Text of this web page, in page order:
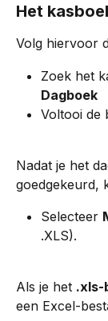
Het
Volg hiervoor
Zoek het
Dagboek
Voltooi de
Nadat je het
goedgekeurd,
Selecteer
.XLS).
Als je het .xls-
een Excel-